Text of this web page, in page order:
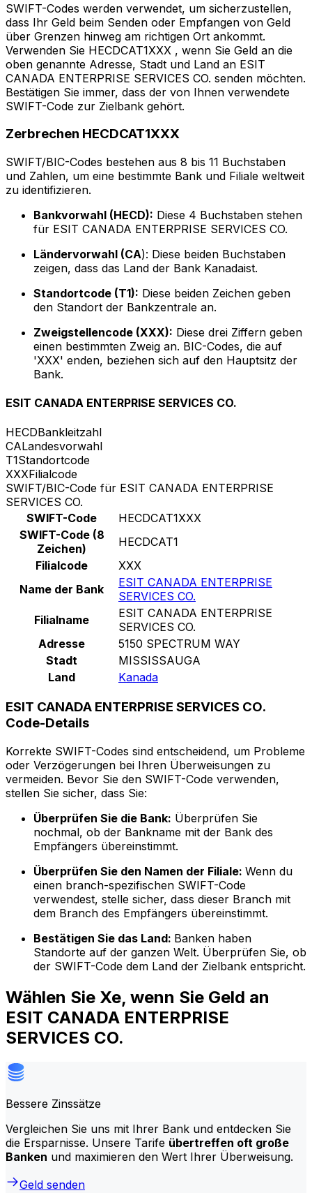
SWIFT-Codes werden verwendet, um sicherzustellen,
dass Ihr Geld beim Senden oder Empfangen von Geld
über Grenzen hinweg am richtigen Ort ankommt.
Verwenden Sie HECDCAT1XXX , wenn Sie Geld an die
oben genannte Adresse, Stadt und Land an ESIT
CANADA ENTERPRISE SERVICES CO. senden möchten.
Bestätigen Sie immer, dass der von Ihnen verwendete
SWIFT-Code zur Zielbank gehört.
Zerbrechen HECDCAT1XXX
SWIFT/BIC-Codes bestehen aus 8 bis 11 Buchstaben
und Zahlen, um eine bestimmte Bank und Filiale weltweit
zu identifizieren.
Bankvorwahl (HECD): Diese 4 Buchstaben stehen
für ESIT CANADA ENTERPRISE SERVICES CO.
Ländervorwahl (CA): Diese beiden Buchstaben
zeigen, dass das Land der Bank Kanadaist.
Standortcode (T1): Diese beiden Zeichen geben
den Standort der Bankzentrale an.
Zweigstellencode (XXX): Diese drei Ziffern geben
einen bestimmten Zweig an. BIC-Codes, die auf
'XXX' enden, beziehen sich auf den Hauptsitz der
Bank.
ESIT CANADA ENTERPRISE SERVICES CO.
HECDBankleitzahl
CALandesvorwahl
T1Standortcode
XXXFilialcode
SWIFT/BIC-Code für ESIT CANADA ENTERPRISE
SERVICES CO.
SWIFT-Code
HECDCAT1XXX
SWIFT-Code (8
Zeichen)
HECDCAT1
Filialcode
XXX
Name der Bank
ESIT CANADA ENTERPRISE
SERVICES CO.
Filialname
ESIT CANADA ENTERPRISE
SERVICES CO.
Adresse
5150 SPECTRUM WAY
Stadt
MISSISSAUGA
Land
Kanada
ESIT CANADA ENTERPRISE SERVICES CO.
Code-Details
Korrekte SWIFT-Codes sind entscheidend, um Probleme
oder Verzögerungen bei Ihren Überweisungen zu
vermeiden. Bevor Sie den SWIFT-Code verwenden,
stellen Sie sicher, dass Sie:
Überprüfen Sie die Bank: Überprüfen Sie
nochmal, ob der Bankname mit der Bank des
Empfängers übereinstimmt.
Überprüfen Sie den Namen der Filiale: Wenn du
einen branch-spezifischen SWIFT-Code
verwendest, stelle sicher, dass dieser Branch mit
dem Branch des Empfängers übereinstimmt.
Bestätigen Sie das Land: Banken haben
Standorte auf der ganzen Welt. Überprüfen Sie, ob
der SWIFT-Code dem Land der Zielbank entspricht.
Wählen Sie Xe, wenn Sie Geld an
ESIT CANADA ENTERPRISE
SERVICES CO.
Bessere Zinssätze
Vergleichen Sie uns mit Ihrer Bank und entdecken Sie
die Ersparnisse. Unsere Tarife übertreffen oft große
Banken und maximieren den Wert Ihrer Überweisung.
Geld senden